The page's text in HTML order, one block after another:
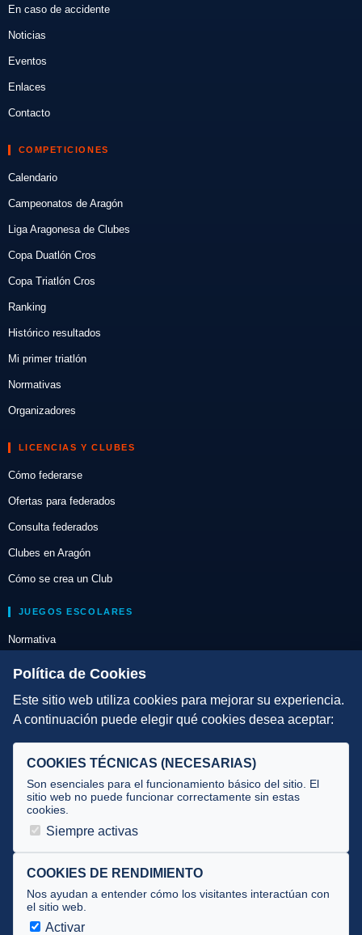
En caso de accidente
Noticias
Eventos
Enlaces
Contacto
COMPETICIONES
Calendario
Campeonatos de Aragón
Liga Aragonesa de Clubes
Copa Duatlón Cros
Copa Triatlón Cros
Ranking
Histórico resultados
Mi primer triatlón
Normativas
Organizadores
LICENCIAS Y CLUBES
Cómo federarse
Ofertas para federados
Consulta federados
Clubes en Aragón
Cómo se crea un Club
JUEGOS ESCOLARES
Normativa
Escuelas de Triatlón
DIRECCIÓN TÉCNICA
Selecciones
Tecnificación
JUECES Y OFICIALES
Documentos
Cursos
Circulares oficiales
Política de Cookies
Este sitio web utiliza cookies para mejorar su experiencia.
A continuación puede elegir qué cookies desea aceptar:
COOKIES TÉCNICAS (NECESARIAS)
Son esenciales para el funcionamiento básico del sitio. El
sitio web no puede funcionar correctamente sin estas
cookies.
Siempre activas
COOKIES DE RENDIMIENTO
Nos ayudan a entender cómo los visitantes interactúan con
el sitio web.
Activar